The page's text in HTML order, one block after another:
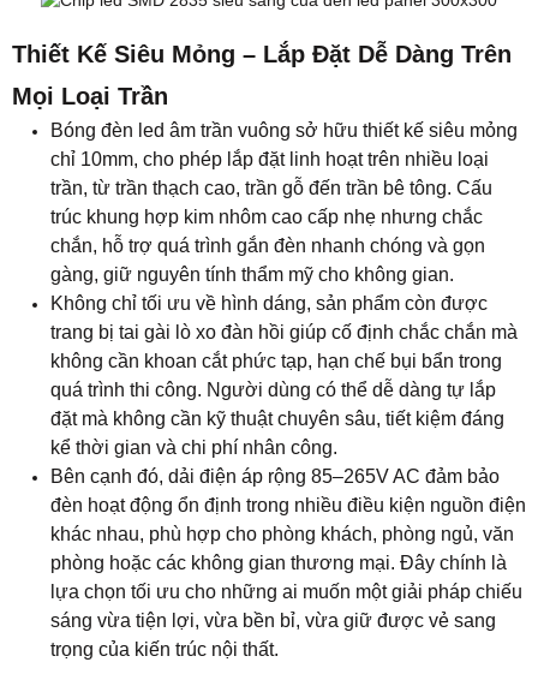
Thiết Kế Siêu Mỏng – Lắp Đặt Dễ Dàng Trên
Mọi Loại Trần
Bóng đèn led âm trần vuông sở hữu thiết kế siêu mỏng
chỉ 10mm, cho phép lắp đặt linh hoạt trên nhiều loại
trần, từ trần thạch cao, trần gỗ đến trần bê tông. Cấu
trúc khung hợp kim nhôm cao cấp nhẹ nhưng chắc
chắn, hỗ trợ quá trình gắn đèn nhanh chóng và gọn
gàng, giữ nguyên tính thẩm mỹ cho không gian.
Không chỉ tối ưu về hình dáng, sản phẩm còn được
trang bị tai gài lò xo đàn hồi giúp cố định chắc chắn mà
không cần khoan cắt phức tạp, hạn chế bụi bẩn trong
quá trình thi công. Người dùng có thể dễ dàng tự lắp
đặt mà không cần kỹ thuật chuyên sâu, tiết kiệm đáng
kể thời gian và chi phí nhân công.
Bên cạnh đó, dải điện áp rộng 85–265V AC đảm bảo
đèn hoạt động ổn định trong nhiều điều kiện nguồn điện
khác nhau, phù hợp cho phòng khách, phòng ngủ, văn
phòng hoặc các không gian thương mại. Đây chính là
lựa chọn tối ưu cho những ai muốn một giải pháp chiếu
sáng vừa tiện lợi, vừa bền bỉ, vừa giữ được vẻ sang
trọng của kiến trúc nội thất.